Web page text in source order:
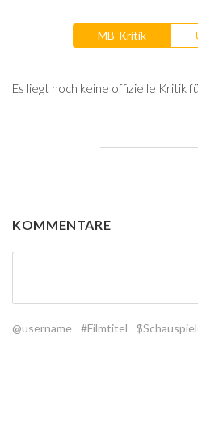
MB-Kritik
Es liegt noch keine offizielle Kritik
KOMMENTARE
@username #Filmtitel